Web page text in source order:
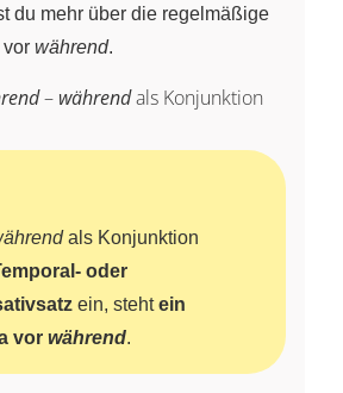
du mehr über die regelmäßige
vor während.
– währendals Konjunktion
als Konjunktion
oder
ein, stehtein
vor während.